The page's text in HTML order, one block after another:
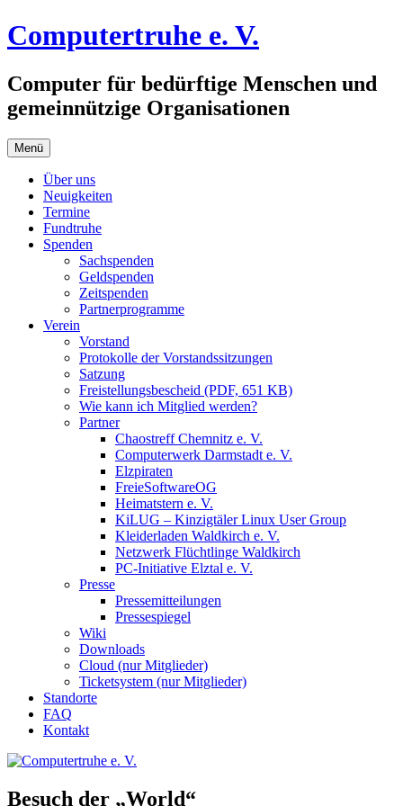
Zum
Inhalt
Computertruhe e. V.
Computer für bedürftige Menschen und
gemeinnützige Organisationen
Menü
Über uns
Neuigkeiten
Termine
Fundtruhe
Spenden
Sachspenden
Geldspenden
Zeitspenden
Partnerprogramme
Verein
Vorstand
Protokolle der Vorstandssitzungen
Satzung
Freistellungsbescheid (PDF, 651 KB)
Wie kann ich Mitglied werden?
Partner
Chaostreff Chemnitz e. V.
Computerwerk Darmstadt e. V.
Elzpiraten
FreieSoftwareOG
Heimatstern e. V.
KiLUG – Kinzigtäler Linux User Group
Kleiderladen Waldkirch e. V.
Netzwerk Flüchtlinge Waldkirch
PC-Initiative Elztal e. V.
Presse
Pressemitteilungen
Pressespiegel
Wiki
Downloads
Cloud (nur Mitglieder)
Ticketsystem (nur Mitglieder)
Standorte
FAQ
Kontakt
Besuch der „World“